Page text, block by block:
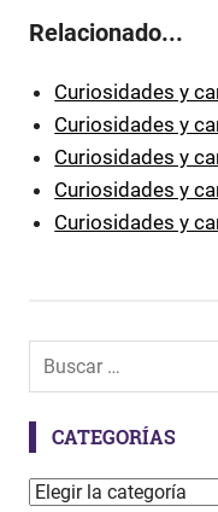
Relacionado...
Curiosidades y
Curiosidades y
Curiosidades y
Curiosidades y
Curiosidades y
CATEGORÍAS
C